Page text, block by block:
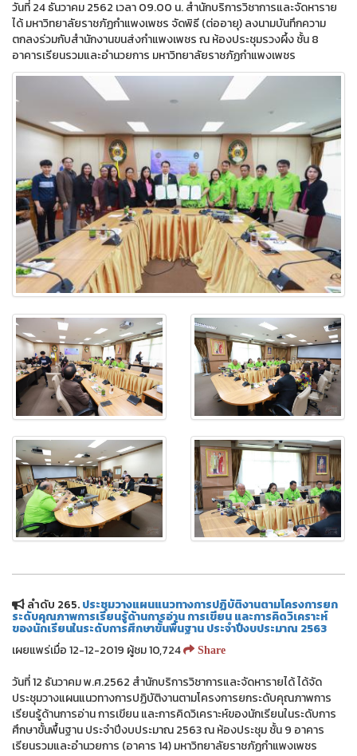
วันที่ 24 ธันวาคม 2562 เวลา 09.00 น. สำนักบริการวิชาการและจัดหาราย
ได้ มหาวิทยาลัยราชภัฏกำแพงเพชร จัดพิธี (ต่ออายุ) ลงนามบันทึกความ
ตกลงร่วมกับสำนักงานขนส่งกำแพงเพชร ณ ห้องประชุมรวงผึ้ง ชั้น 8
อาคารเรียนรวมและอำนวยการ มหาวิทยาลัยราชภัฏกำแพงเพชร
ลำดับ 265.ประชุมวางแผนแนวทางการปฏิบัติงานตามโครงการยก
ระดับคุณภาพการเรียนรู้ด้านการอ่าน การเขียน และการคิดวิเคราะห์
ของนักเรียนในระดับการศึกษาขั้นพื้นฐาน ประจำปีงบประมาณ 2563
เผยแพร่เมื่อ 12-12-2019 ผู้ชม 10,724
Share
วันที่ 12 ธันวาคม พ.ศ.2562 สำนักบริการวิชาการและจัดหารายได้ ได้จัด
ประชุมวางแผนแนวทางการปฏิบัติงานตามโครงการยกระดับคุณภาพการ
เรียนรู้ด้านการอ่าน การเขียน และการคิดวิเคราะห์ของนักเรียนในระดับการ
ศึกษาขั้นพื้นฐาน ประจำปีงบประมาณ 2563 ณ ห้องประชุม ชั้น 9 อาคาร
เรียนรวมและอำนวยการ (อาคาร 14) มหาวิทยาลัยราชภัฏกำแพงเพชร